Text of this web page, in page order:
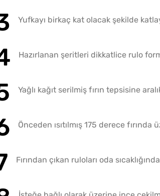
Yufkayı birkaç kat olacak şekilde
Hazırlanan şeritleri dikkatlice rulo
Yağlı kağıt serilmiş fırın tepsisine
Önceden ısıtılmış 175 derece
Fırından çıkan ruloları oda